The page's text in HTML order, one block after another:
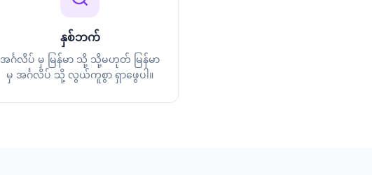
နှစ်ဘက်
အင်္ဂလိပ် မှ မြန်မာ သို့ သို့မဟုတ် မြန်မာ
မှ အင်္ဂလိပ် သို့ လွယ်ကူစွာ ရှာဖွေပါ။